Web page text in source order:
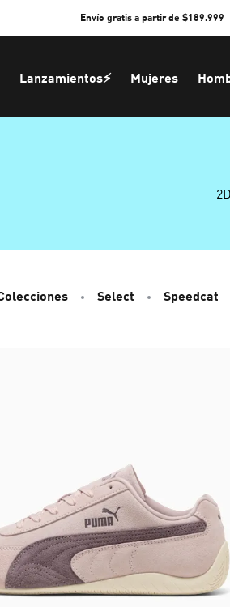
Envío gratis a partir de $189.999
Lanzamientos⚡ Mujeres
Select Speedcat